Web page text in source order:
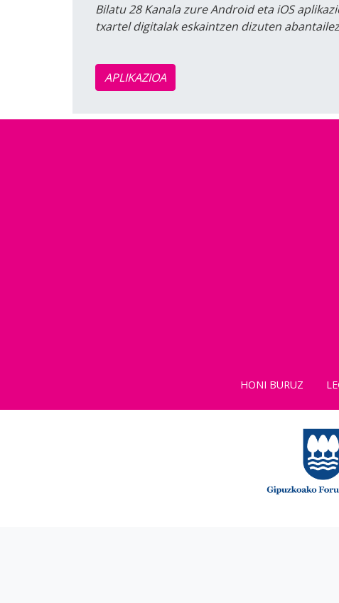
Bilatu 28 Kanala zure Android eta iOS
txartel digitalak eskaintzen dizuten
APLIKAZIOA
HONI BURUZ